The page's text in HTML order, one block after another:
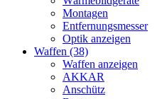
Montagen
Entfernungsmesser
Optik anzeigen
Waffen (38)
Waffen anzeigen
AKKAR
Anschütz